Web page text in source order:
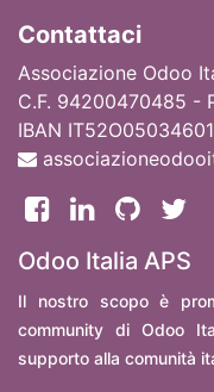
Contattaci
Associazione Odoo
C.F. 94200470485 -
IBAN
Odoo Italia APS
Il nostro scopo è
community di Odoo
supporto alla comunità